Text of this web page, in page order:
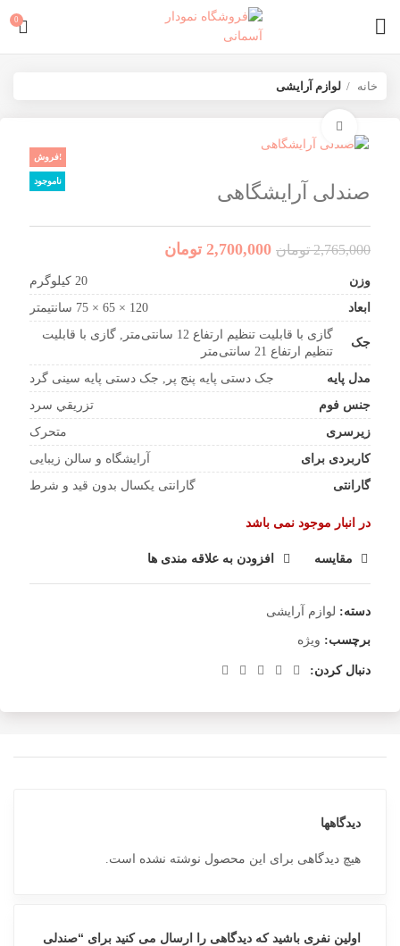
0
خانه لوازم آرایشی
فروش!
ناموجود
صندلی آرایشگاهی
2,765,000 تومان 2,700,000 تومان
وزن
20 کیلوگرم
ابعاد
120 × 65 × 75 سانتیمتر
جک
گازی با قابلیت تنظیم ارتفاع 12 سانتی‌متر, گازی با قابلیت
تنظیم ارتفاع 21 سانتی‌متر
مدل پایه
جک دستی پایه پنج پر, جک دستی پایه سینی گرد
جنس فوم
تزريقي سرد
زیرسری
متحرک
کاربردی برای
آرایشگاه و سالن زیبایی
گارانتی
گارانتی یکسال بدون قید و شرط
در انبار موجود نمی باشد
مقایسه افزودن به علاقه مندی ها
دسته: لوازم آرایشی
برچسب: ویژه
دنبال کردن:
دیدگاهها
هیچ دیدگاهی برای این محصول نوشته نشده است.
اولین نفری باشید که دیدگاهی را ارسال می کنید برای “صندلی